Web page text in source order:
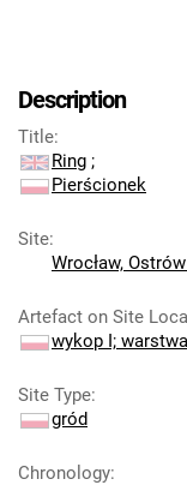
Description
Title:
Ring ;
Pierścionek
Site:
Wrocław,
Artefact on Site
wykop I;
Site Type:
gród
Chronology: